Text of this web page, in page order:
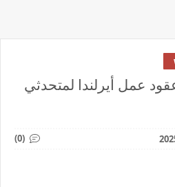
عمل أيرلندا لمتحدثي
(0)